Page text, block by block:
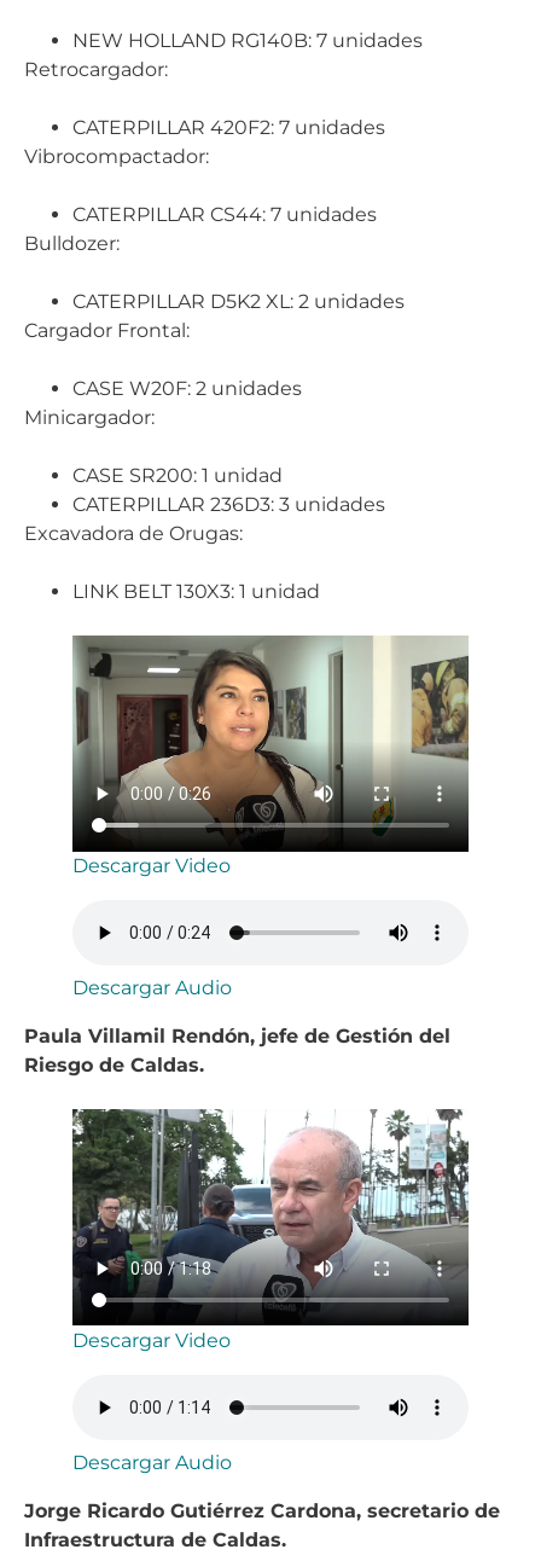
NEW HOLLAND RG140B: 7 unidades
Retrocargador:
CATERPILLAR 420F2: 7 unidades
Vibrocompactador:
CATERPILLAR CS44: 7 unidades
Bulldozer:
CATERPILLAR D5K2 XL: 2 unidades
Cargador Frontal:
CASE W20F: 2 unidades
Minicargador:
CASE SR200: 1 unidad
CATERPILLAR 236D3: 3 unidades
Excavadora de Orugas:
LINK BELT 130X3: 1 unidad
Descargar Video
Descargar Audio
Paula Villamil Rendón, jefe de Gestión del
Riesgo de Caldas.
Descargar Video
Descargar Audio
Jorge Ricardo Gutiérrez Cardona, secretario de
Infraestructura de Caldas.